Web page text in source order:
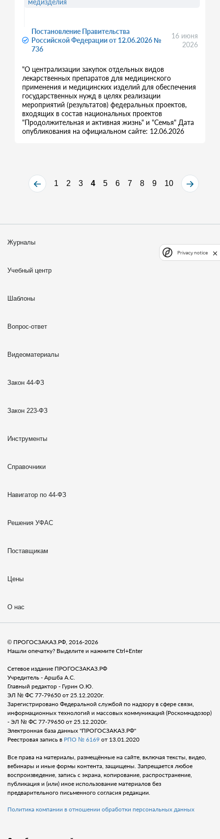
Постановление Правительства
Российской Федерации от 12.06.2026 №
736
16 июня
2026
"О централизации закупок отдельных видов
лекарственных препаратов для медицинского
применения и медицинских изделий для обеспечения
государственных нужд в целях реализации
мероприятий (результатов) федеральных проектов,
входящих в состав национальных проектов
"Продолжительная и активная жизнь" и "Семья" Дата
опубликования на официальном сайте: 12.06.2026
медизделия
1 2 3 4 5 6 7 8 9 10
Журналы
Учебный центр
Шаблоны
Вопрос-ответ
Видеоматериалы
Закон 44-ФЗ
Закон 223-ФЗ
Инструменты
Справочники
Навигатор по 44-ФЗ
Решения УФАС
Поставщикам
Цены
О нас
© ПРОГОСЗАКАЗ.РФ, 2016-2026
Нашли опечатку? Выделите и нажмите Ctrl+Enter
Сетевое издание ПРОГОСЗАКАЗ.РФ
Учредитель - Аршба А.С.
Главный редактор - Гурин О.Ю.
ЭЛ № ФС 77-79650 от 25.12.2020г.
Зарегистрировано Федеральной службой по надзору в сфере связи,
информационных технологий и массовых коммуникаций (Роскомнадозор)
- ЭЛ № ФС 77-79650 от 25.12.2020г.
Электронная база данных "ПРОГОСЗАКАЗ.РФ"
Реестровая запись в РПО № 6169 от 13.01.2020
Все права на материалы, размещённые на сайте, включая тексты, видео,
вебинары и иные формы контента, защищены. Запрещается любое
воспроизведение, запись с экрана, копирование, распространение,
публикация и (или) иное использование материалов без
предварительного письменного согласия редакции.
Политика компании в отношении обработки персональных данных
Privacy notice